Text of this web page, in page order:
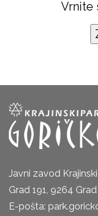
Vrnite
Javni zavod
Grad 191, 9264 Grad
E-pošta: